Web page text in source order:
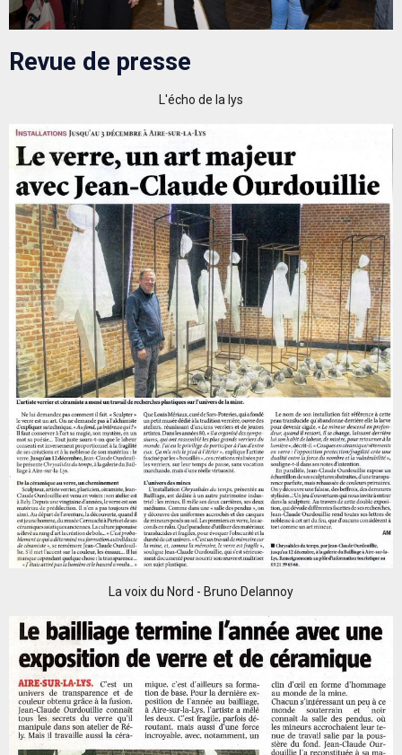
Revue de presse
L'écho de la lys
La voix du Nord - Bruno Delannoy